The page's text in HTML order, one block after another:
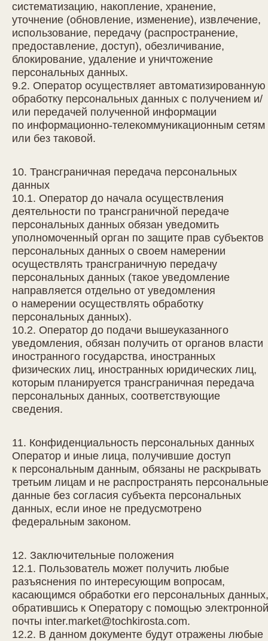
систематизацию, накопление, хранение,
уточнение (обновление, изменение), извлечение,
использование, передачу (распространение,
предоставление, доступ), обезличивание,
блокирование, удаление и уничтожение
персональных данных.
9.2. Оператор осуществляет автоматизированную
обработку персональных данных с получением и/
или передачей полученной информации
по информационно-телекоммуникационным сетям
или без таковой.
10. Трансграничная передача персональных
данных
10.1. Оператор до начала осуществления
деятельности по трансграничной передаче
персональных данных обязан уведомить
уполномоченный орган по защите прав субъектов
персональных данных о своем намерении
осуществлять трансграничную передачу
персональных данных (такое уведомление
направляется отдельно от уведомления
о намерении осуществлять обработку
персональных данных).
10.2. Оператор до подачи вышеуказанного
уведомления, обязан получить от органов власти
иностранного государства, иностранных
физических лиц, иностранных юридических лиц,
которым планируется трансграничная передача
персональных данных, соответствующие
сведения.
11. Конфиденциальность персональных данных
Оператор и иные лица, получившие доступ
к персональным данным, обязаны не раскрывать
третьим лицам и не распространять персональные
данные без согласия субъекта персональных
данных, если иное не предусмотрено
федеральным законом.
12. Заключительные положения
12.1. Пользователь может получить любые
разъяснения по интересующим вопросам,
касающимся обработки его персональных данных,
обратившись к Оператору с помощью электронной
почты inter.market@tochkirosta.com.
12.2. В данном документе будут отражены любые